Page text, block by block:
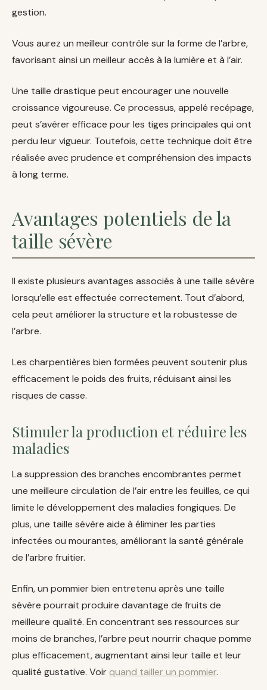
gestion.
Vous aurez un meilleur contrôle sur la forme de l’arbre,
favorisant ainsi un meilleur accès à la lumière et à l’air.
Une taille drastique peut encourager une nouvelle
croissance vigoureuse. Ce processus, appelé recépage,
peut s’avérer efficace pour les tiges principales qui ont
perdu leur vigueur. Toutefois, cette technique doit être
réalisée avec prudence et compréhension des impacts
à long terme.
Avantages potentiels de la
taille sévère
Il existe plusieurs avantages associés à une taille sévère
lorsqu’elle est effectuée correctement. Tout d’abord,
cela peut améliorer la structure et la robustesse de
l’arbre.
Les charpentières bien formées peuvent soutenir plus
efficacement le poids des fruits, réduisant ainsi les
risques de casse.
Stimuler la production et réduire les
maladies
La suppression des branches encombrantes permet
une meilleure circulation de l’air entre les feuilles, ce qui
limite le développement des maladies fongiques. De
plus, une taille sévère aide à éliminer les parties
infectées ou mourantes, améliorant la santé générale
de l’arbre fruitier.
Enfin, un pommier bien entretenu après une taille
sévère pourrait produire davantage de fruits de
meilleure qualité. En concentrant ses ressources sur
moins de branches, l’arbre peut nourrir chaque pomme
plus efficacement, augmentant ainsi leur taille et leur
qualité gustative. Voirquand tailler un pommier.